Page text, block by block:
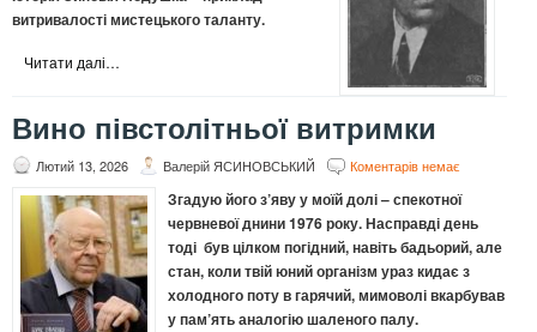
витривалості мистецького таланту.
Читати далі…
Вино півстолітньої витримки
Лютий 13, 2026 Валерій ЯСИНОВСЬКИЙ Коментарів немає
Згадую його з’яву у моїй долі – спекотної
червневої днини1976року. Насправді день
тоді був цілком погідний, навіть бадьорий, але
стан, коли твій юний організм ураз кидає з
холодного поту в гарячий, мимоволі вкарбував
у пам’ять аналогію шаленого палу.